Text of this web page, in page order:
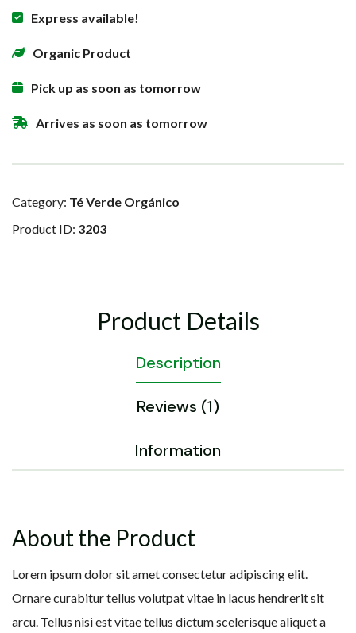
Express available!
Organic Product
Pick up as soon as tomorrow
Arrives as soon as tomorrow
Category: Té Verde Orgánico
Product ID: 3203
Description
Reviews (1)
Information
About the Product
Lorem ipsum dolor sit amet consectetur adipiscing elit.
Ornare curabitur tellus volutpat vitae in lacus hendrerit sit
arcu. Tellus nisi est vitae tellus dictum scelerisque aliquet a
Product Details